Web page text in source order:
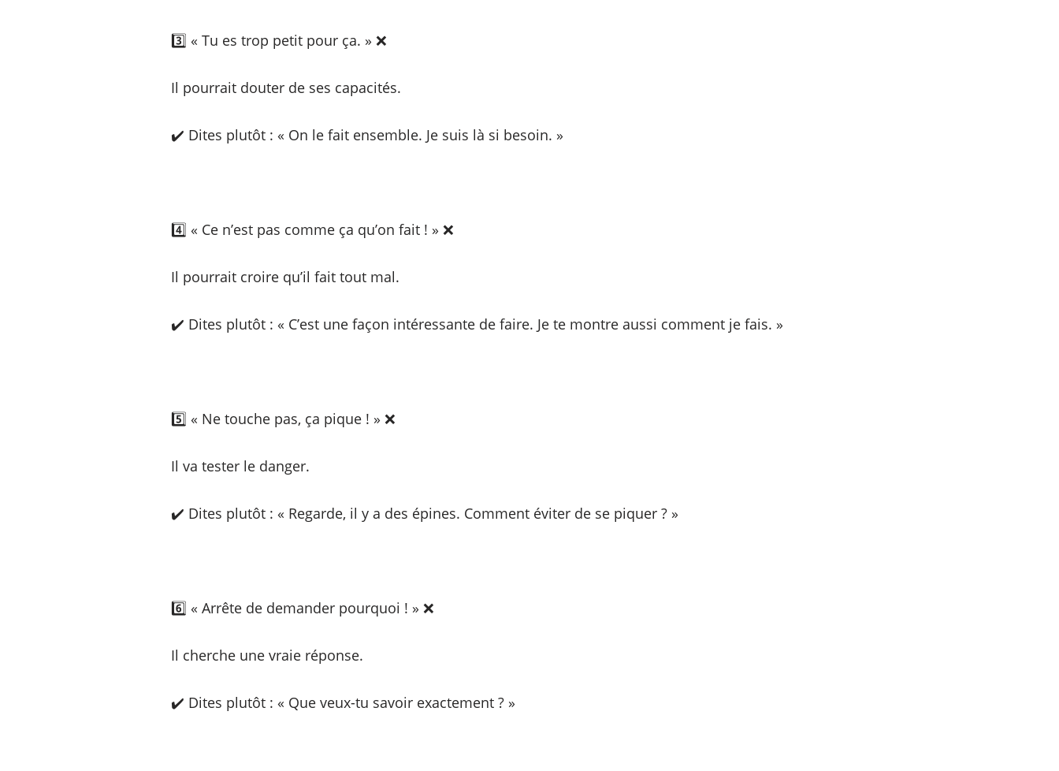
3️⃣ « Tu es trop petit pour ça. » ❌
Il pourrait douter de ses capacités.
✔️ Dites plutôt : « On le fait ensemble. Je suis là si besoin. »
4️⃣ « Ce n’est pas comme ça qu’on fait ! » ❌
Il pourrait croire qu’il fait tout mal.
✔️ Dites plutôt : « C’est une façon intéressante de faire. Je te montre aussi comment je fais. »
5️⃣ « Ne touche pas, ça pique ! » ❌
Il va tester le danger.
✔️ Dites plutôt : « Regarde, il y a des épines. Comment éviter de se piquer ? »
6️⃣ « Arrête de demander pourquoi ! » ❌
Il cherche une vraie réponse.
✔️ Dites plutôt : « Que veux-tu savoir exactement ? »